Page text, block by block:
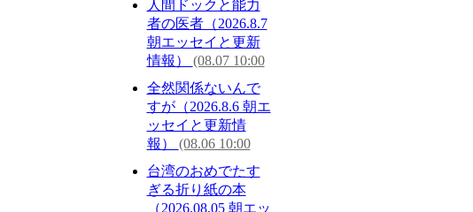
人間ドックと能力
者の医者（2026.8.7
朝エッセイと更新
情報） (08.07 10:00
全然関係ないんで
すが（2026.8.6 朝エ
ッセイと更新情
報） (08.06 10:00
台湾のおめでたす
ぎる折り紙の本
（2026.08.05 朝エッ